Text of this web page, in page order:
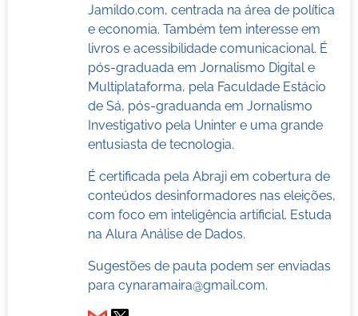
Jamildo.com, centrada na área de política
e economia. Também tem interesse em
livros e acessibilidade comunicacional. É
pós-graduada em Jornalismo Digital e
Multiplataforma, pela Faculdade Estácio
de Sá, pós-graduanda em Jornalismo
Investigativo pela Uninter e uma grande
entusiasta de tecnologia.
É certificada pela Abraji em cobertura de
conteúdos desinformadores nas eleições,
com foco em inteligência artificial. Estuda
na Alura Análise de Dados.
Sugestões de pauta podem ser enviadas
para cynaramaira@gmail.com.